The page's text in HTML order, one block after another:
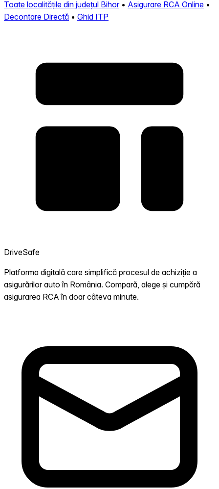
Toate localitățile din județul Bihor• Asigurare RCA Online •
Decontare Directă • Ghid ITP
DriveSafe
Platforma digitală care simplifică procesul de achiziție a
asigurărilor auto în România. Compară, alege și cumpără
asigurarea RCA în doar câteva minute.